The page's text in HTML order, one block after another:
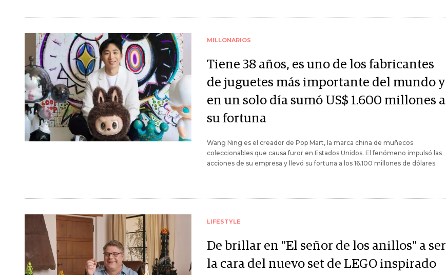
MILLONARIOS
Tiene 38 años, es uno de los fabricantes
de juguetes más importante del mundo y
en un solo día sumó US$ 1.600 millones a
su fortuna
Wang Ning es el creador de Pop Mart, la marca china de muñecos
coleccionables que causa furor en Estados Unidos. El fenómeno impulsó las
acciones de su empresa y llevó su fortuna a los 16.100 millones de dólares.
LIFESTYLE
De brillar en "El señor de los anillos" a ser
la cara del nuevo set de LEGO inspirado